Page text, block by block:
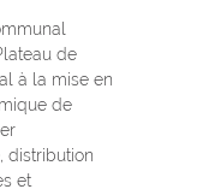
de
à la mise en
de
distribution
et